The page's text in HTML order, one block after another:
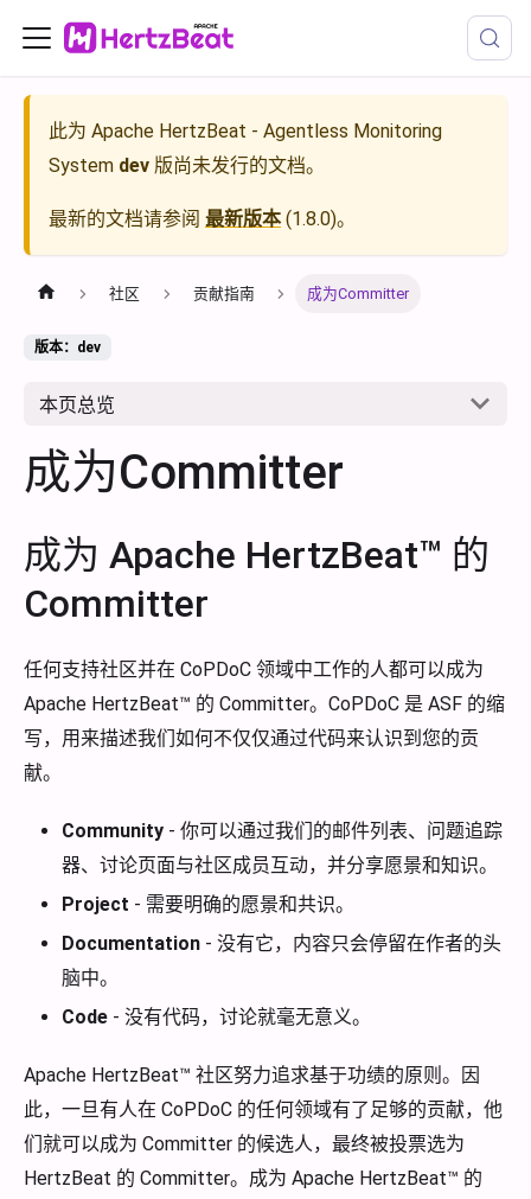
此为 Apache HertzBeat - Agentless Monitoring
System dev 版尚未发行的文档。
最新的文档请参阅 最新版本(1.8.0)。
社区 贡献指南 成为Committer
版本：dev
本页总览
成为Committer
成为 Apache HertzBeat™ 的
Committer
任何支持社区并在 CoPDoC 领域中工作的人都可以成为
Apache HertzBeat™ 的 Committer。CoPDoC 是 ASF 的缩
写，用来描述我们如何不仅仅通过代码来认识到您的贡
献。
Community - 你可以通过我们的邮件列表、问题追踪
器、讨论页面与社区成员互动，并分享愿景和知识。
Project - 需要明确的愿景和共识。
Documentation - 没有它，内容只会停留在作者的头
脑中。
Code - 没有代码，讨论就毫无意义。
Apache HertzBeat™ 社区努力追求基于功绩的原则。因
此，一旦有人在 CoPDoC 的任何领域有了足够的贡献，他
们就可以成为 Committer 的候选人，最终被投票选为
HertzBeat 的 Committer。成为 Apache HertzBeat™ 的